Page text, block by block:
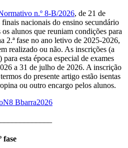
n.º 8-B/2026, de 21 de
nacionais do ensino secundário
alunos que reuniam condições para
2.ª fase no ano letivo de 2025-2026,
realizado ou não. As inscrições (a
esta época especial de exames
a 31 de julho de 2026. A inscrição
do presente artigo estão isentas
ou outro encargo pelos alunos.
fase